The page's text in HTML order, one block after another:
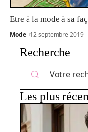
Etre à la mode à sa
Mode 12 septembre 2019
Recherche
Les plus